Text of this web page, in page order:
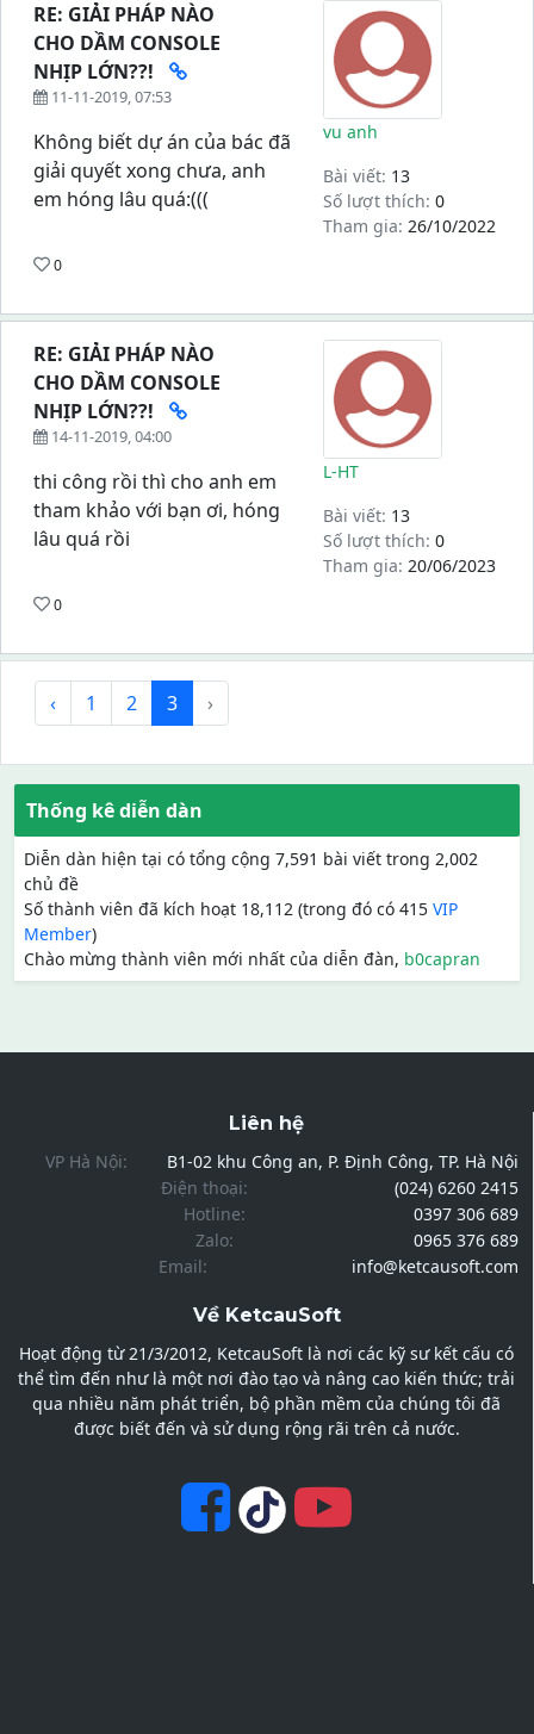
RE: GIẢI PHÁP NÀO
CHO DẦM CONSOLE
NHỊP LỚN??!
11-11-2019, 07:53
Không biết dự án của bác đã
giải quyết xong chưa, anh
em hóng lâu quá:(((
0
vu anh
Bài viết: 13
Số lượt thích: 0
Tham gia: 26/10/2022
RE: GIẢI PHÁP NÀO
CHO DẦM CONSOLE
NHỊP LỚN??!
14-11-2019, 04:00
thi công rồi thì cho anh em
tham khảo với bạn ơi, hóng
lâu quá rồi
0
L-HT
Bài viết: 13
Số lượt thích: 0
Tham gia: 20/06/2023
‹ 1 2 3 ›
Thống kê diễn dàn
Diễn dàn hiện tại có tổng cộng 7,591 bài viết trong 2,002
chủ đề
Số thành viên đã kích hoạt 18,112 (trong đó có 415 VIP
Member)
Chào mừng thành viên mới nhất của diễn đàn, b0capran
Liên hệ
VP Hà Nội:
B1-02 khu Công an, P. Định Công, TP. Hà Nội
Điện thoại:
(024) 6260 2415
Hotline:
0397 306 689
Zalo:
0965 376 689
Email:
info@ketcausoft.com
Về KetcauSoft
Hoạt động từ 21/3/2012, KetcauSoft là nơi các kỹ sư kết cấu có
thể tìm đến như là một nơi đào tạo và nâng cao kiến thức; trải
qua nhiều năm phát triển, bộ phần mềm của chúng tôi đã
được biết đến và sử dụng rộng rãi trên cả nước.